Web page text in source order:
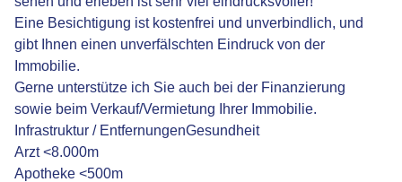
Eine Besichtigung ist kostenfrei und unverbindlich, und
gibt Ihnen einen unverfälschten Eindruck von der
Immobilie.
Gerne unterstütze ich Sie auch bei der Finanzierung
sowie beim Verkauf/Vermietung Ihrer Immobilie.
Infrastruktur / EntfernungenGesundheit
Arzt <8.000m
Apotheke <500m